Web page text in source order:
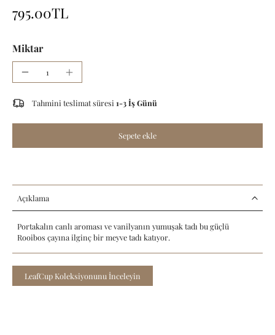
795.00TL
Miktar
Tahmini teslimat süresi 1-3 İş Günü
Sepete ekle
Açıklama
Portakalın canlı aroması ve vanilyanın yumuşak tadı bu güçlü
Rooibos çayına ilginç bir meyve tadı katıyor.
LeafCup Koleksiyonunu İnceleyin